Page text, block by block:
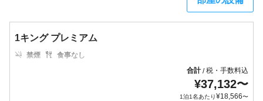
1キング プレミアム
禁煙
食事なし
合計/税・手数料込
¥37,132〜
1泊1名あたり¥18,566〜